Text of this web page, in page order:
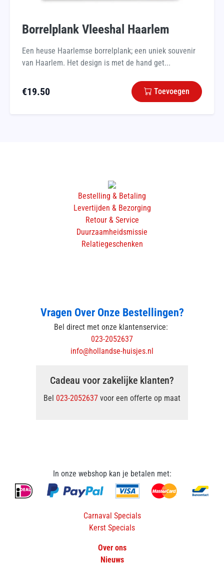
Borrelplank Vleeshal Haarlem
Een heuse Haarlemse borrelplank; een uniek souvenir
van Haarlem. Het design is met de hand get...
€19.50 Toevoegen
Bestelling & Betaling
Levertijden & Bezorging
Retour & Service
Duurzaamheidsmissie
Relatiegeschenken
Vragen Over Onze Bestellingen?
Bel direct met onze klantenservice:
023-2052637
info@hollandse-huisjes.nl
Cadeau voor zakelijke klanten?
Bel 023-2052637 voor een offerte op maat
In onze webshop kan je betalen met:
Carnaval Specials
Kerst Specials
Over ons
Nieuws